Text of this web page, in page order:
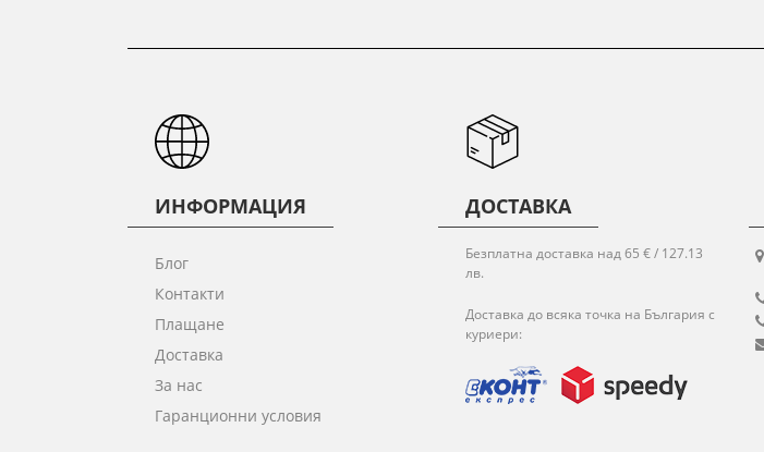
ИНФОРМАЦИЯ
Блог
Контакти
Плащане
Доставка
За нас
Гаранционни условия
ДОСТАВКА
Безплатна доставка над 65 € / 127.13
лв.
Доставка до всяка точка на България с
куриери: